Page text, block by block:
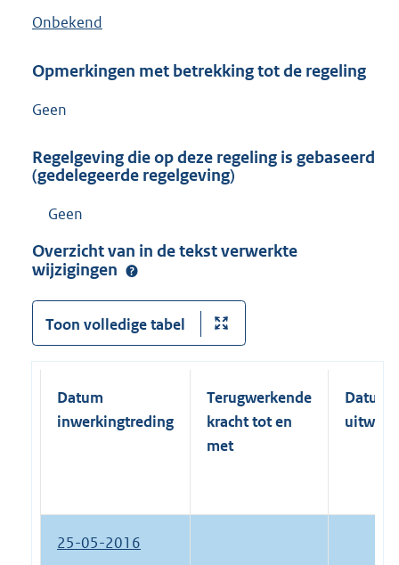
Onbekend
Opmerkingen met betrekking tot de regeling
Geen
Regelgeving die op deze regeling is gebaseerd
(gedelegeerde regelgeving)
Geen
Overzicht van in de tekst verwerkte
wijzigingen
Toon volledige tabel
Datum
inwerkingtreding
Terugwerkende
kracht tot en
met
Datum
25-05-2016